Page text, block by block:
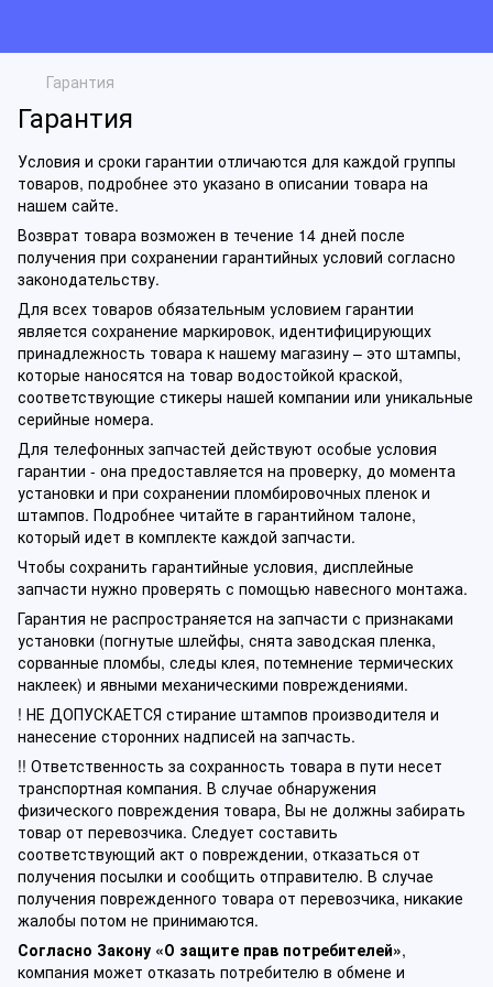
Гарантия
Гарантия
Условия и сроки гарантии отличаются для каждой группы
товаров, подробнее это указано в описании товара на
нашем сайте.
Возврат товара возможен в течение 14 дней после
получения при сохранении гарантийных условий согласно
законодательству.
Для всех товаров обязательным условием гарантии
является сохранение маркировок, идентифицирующих
принадлежность товара к нашему магазину – это штампы,
которые наносятся на товар водостойкой краской,
соответствующие стикеры нашей компании или уникальные
серийные номера.
Для телефонных запчастей действуют особые условия
гарантии - она предоставляется на проверку, до момента
установки и при сохранении пломбировочных пленок и
штампов. Подробнее читайте в гарантийном талоне,
который идет в комплекте каждой запчасти.
Чтобы сохранить гарантийные условия, дисплейные
запчасти нужно проверять с помощью навесного монтажа.
Гарантия не распространяется на запчасти с признаками
установки (погнутые шлейфы, снята заводская пленка,
сорванные пломбы, следы клея, потемнение термических
наклеек) и явными механическими повреждениями.
! НЕ ДОПУСКАЕТСЯ стирание штампов производителя и
нанесение сторонних надписей на запчасть.
!! Ответственность за сохранность товара в пути несет
транспортная компания. В случае обнаружения
физического повреждения товара, Вы не должны забирать
товар от перевозчика. Следует составить
соответствующий акт о повреждении, отказаться от
получения посылки и сообщить отправителю. В случае
получения поврежденного товара от перевозчика, никакие
жалобы потом не принимаются.
Согласно Закону «О защите прав потребителей»,
компания может отказать потребителю в обмене и